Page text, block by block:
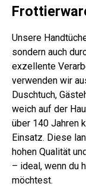
Unsere
sondern auch
exzellente
verwenden wir
Duschtuch,
weich auf der
über 140 Jahren
Einsatz. Diese
hohen Qualität
– ideal, wenn du
möchtest.